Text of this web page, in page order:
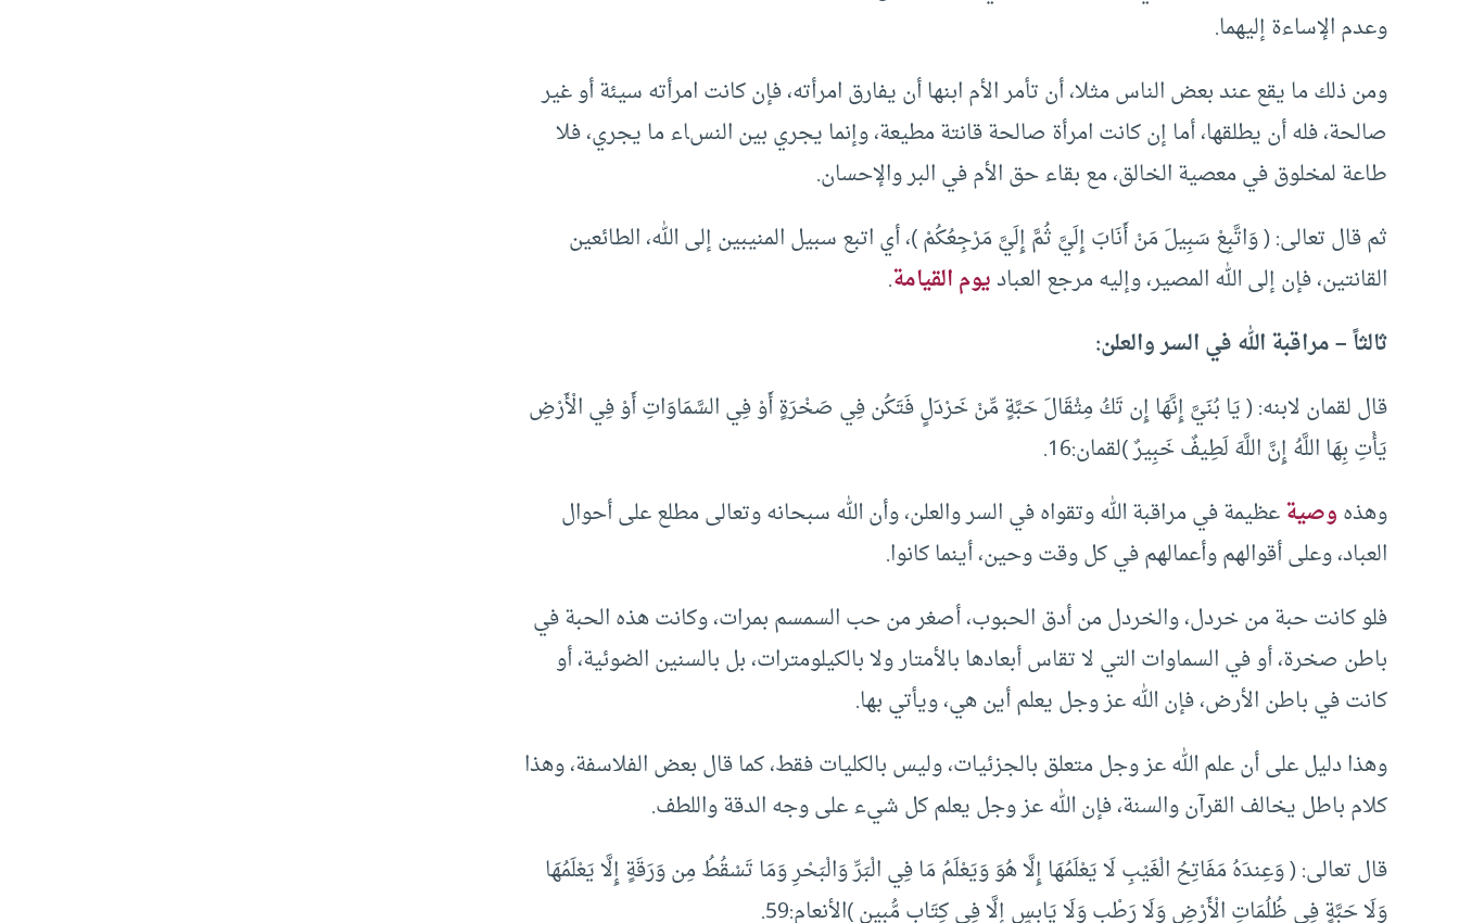
وعدم الإساءة إليهما.
ومن ذلك ما يقع عند بعض الناس مثلا، أن تأمر الأم ابنها أن يفارق امرأته، فإن كانت امرأته سيئة أو غير
صالحة، فله أن يطلقها، أما إن كانت امرأة صالحة قانتة مطيعة، وإنما يجري بين النساء ما يجري، فلا
طاعة لمخلوق في معصية الخالق، مع بقاء حق الأم في البر والإحسان.
ثم قال تعالى: ( وَاتَّبِعْ سَبِيلَ مَنْ أَنَابَ إِلَيَّ ثُمَّ إِلَيَّ مَرْجِعُكُمْ )، أي اتبع سبيل المنيبين إلى الله، الطائعين
القانتين، فإن إلى الله المصير، وإليه مرجع العباديوم القيامة.
ثالثاً – مراقبة الله في السر والعلن:
قال لقمان لابنه: ( يَا بُنَيَّ إِنَّهَا إِن تَكُ مِثْقَالَ حَبَّةٍ مِّنْ خَرْدَلٍ فَتَكُن فِي صَخْرَةٍ أَوْ فِي السَّمَاوَاتِ أَوْ فِي الْأَرْضِ
يَأْتِ بِهَا اللَّهُ إِنَّ اللَّهَ لَطِيفٌ خَبِيرٌ )لقمان:16.
وهذهوصيةعظيمة في مراقبة الله وتقواه في السر والعلن، وأن الله سبحانه وتعالى مطلع على أحوال
العباد، وعلى أقوالهم وأعمالهم في كل وقت وحين، أينما كانوا.
فلو كانت حبة من خردل، والخردل من أدق الحبوب، أصغر من حب السمسم بمرات، وكانت هذه الحبة في
باطن صخرة، أو في السماوات التي لا تقاس أبعادها بالأمتار ولا بالكيلومترات، بل بالسنين الضوئية، أو
كانت في باطن الأرض، فإن الله عز وجل يعلم أين هي، ويأتي بها.
وهذا دليل على أن علم الله عز وجل متعلق بالجزئيات، وليس بالكليات فقط، كما قال بعض الفلاسفة، وهذا
كلام باطل يخالف القرآن والسنة، فإن الله عز وجل يعلم كل شيء على وجه الدقة واللطف.
قال تعالى: ( وَعِندَهُ مَفَاتِحُ الْغَيْبِ لَا يَعْلَمُهَا إِلَّا هُوَ وَيَعْلَمُ مَا فِي الْبَرِّ وَالْبَحْرِ وَمَا تَسْقُطُ مِن وَرَقَةٍ إِلَّا يَعْلَمُهَا
وَلَا حَبَّةٍ فِي ظُلُمَاتِ الْأَرْضِ وَلَا رَطْبٍ وَلَا يَابِسٍ إِلَّا فِي كِتَابٍ مُّبِينٍ )الأنعام:59.